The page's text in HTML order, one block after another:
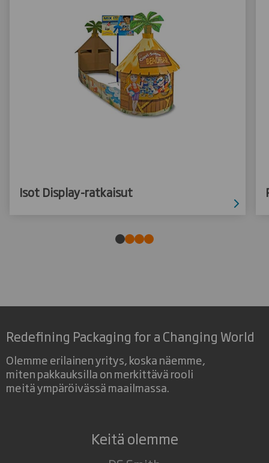
Isot Display-ratkaisut
Redefining Packaging for a Changing World
Olemme erilainen yritys, koska näemme,
miten pakkauksilla on merkittävä rooli
meitä ympäröivässä maailmassa.
Keitä olemme